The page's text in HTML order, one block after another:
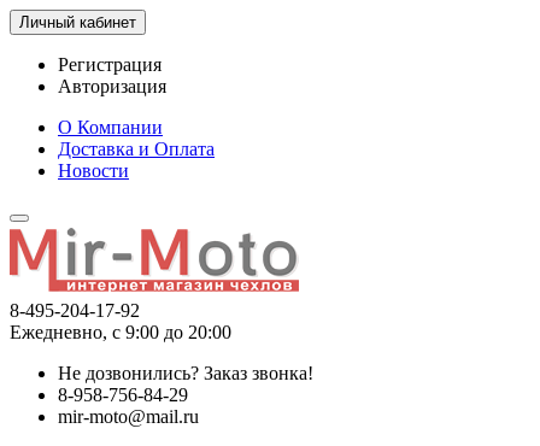
Личный кабинет
Регистрация
Авторизация
О Компании
Доставка и Оплата
Новости
8-495-204-17-92
Ежедневно, с 9:00 до 20:00
Не дозвонились? Заказ звонка!
8-958-756-84-29
mir-moto@mail.ru